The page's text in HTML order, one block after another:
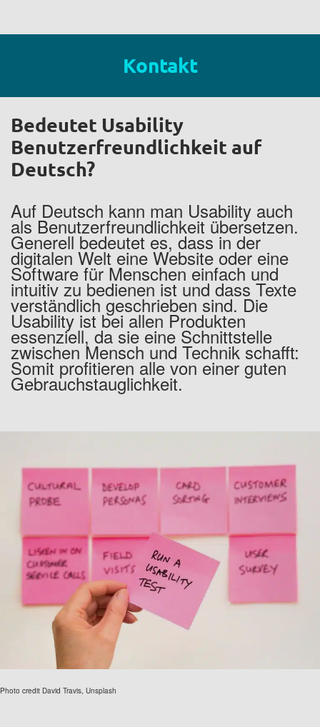
Bedeutet Usability
Benutzerfreundlichkeit auf
Deutsch?
Auf Deutsch kann man Usability auch
als Benutzerfreundlichkeit übersetzen.
Generell bedeutet es, dass in der
digitalen Welt eine Website oder eine
Software für Menschen einfach und
intuitiv zu bedienen ist und dass Texte
verständlich geschrieben sind. Die
Usability ist bei allen Produkten
essenziell, da sie eine Schnittstelle
zwischen Mensch und Technik schafft:
Somit profitieren alle von einer guten
Gebrauchstauglichkeit.
Kontakt
Photo credit David Travis, Unsplash